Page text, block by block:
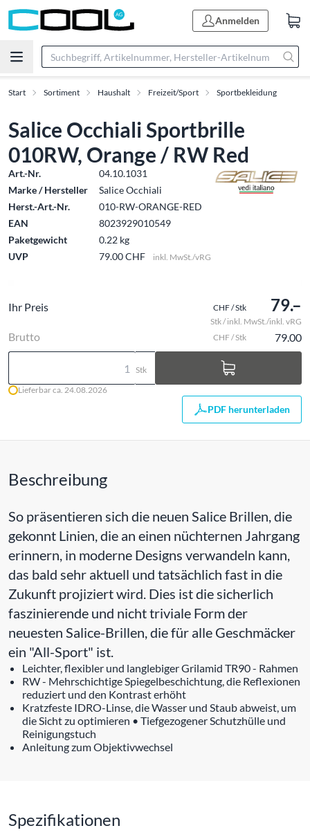
Anmelden
Start Sortiment Haushalt Freizeit/Sport Sportbekleidung
Salice Occhiali Sportbrille
010RW, Orange / RW Red
Art.-Nr.
04.10.1031
Marke / Hersteller
Salice Occhiali
Herst.-Art.-Nr.
010-RW-ORANGE-RED
EAN
8023929010549
Paketgewicht
0.22 kg
UVP
79.00 CHF inkl. MwSt./vRG
Ihr Preis CHF / Stk 79.–
Stk / inkl. MwSt./inkl. vRG
Brutto CHF / Stk 79.00
Stk
Lieferbar ca. 24.08.2026
PDF herunterladen
Beschreibung
So präsentieren sich die neuen Salice Brillen, die
gekonnt Linien, die an einen nüchternen Jahrgang
erinnern, in moderne Designs verwandeln kann,
das bald sehr aktuell und tatsächlich fast in die
Zukunft projiziert wird. Dies ist die sicherlich
faszinierende und nicht triviale Form der
neuesten Salice-Brillen, die für alle Geschmäcker
ein "All-Sport" ist.
Leichter, flexibler und langlebiger Grilamid TR90 - Rahmen
RW - Mehrschichtige Spiegelbeschichtung, die Reflexionen
reduziert und den Kontrast erhöht
Kratzfeste IDRO-Linse, die Wasser und Staub abweist, um
die Sicht zu optimieren • Tiefgezogener Schutzhülle und
Reinigungstuch
Anleitung zum Objektivwechsel
Spezifikationen